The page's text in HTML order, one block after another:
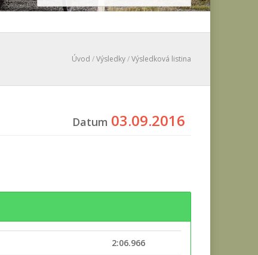
Úvod /Výsledky/Výsledková listina
Datum 03.09.2016
2:06.966